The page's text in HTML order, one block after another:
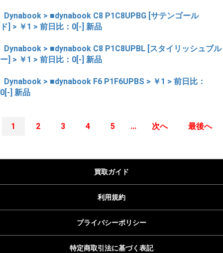
Dynabook > ■dynabook C8 P1C8UPBG [サテンゴール
ド] > ￥1 > 前日比：0[-] 新品
Dynabook > ■dynabook C8 P1C8UPBL [スタイリッシュブル
ー] > ￥1 > 前日比：0[-] 新品
Dynabook > ■dynabook F6 P1F6UPBS > ￥1 > 前日比：
0[-] 新品
1 2 3 4 5 ... 次へ 最後へ
買取ガイド
利用規約
プライバシーポリシー
特定商取引法に基づく表記